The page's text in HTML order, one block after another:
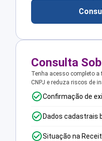
Consulta
Tenha acesso completo
CNPJ e reduza riscos de
Confirmação de
Dados cadastrais
Situação na